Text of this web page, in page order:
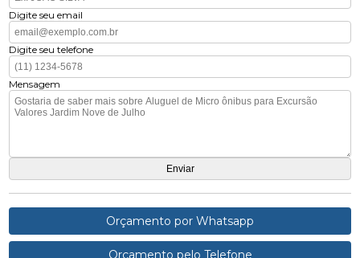
Digite seu email
Digite seu telefone
Mensagem
Orçamento por Whatsapp
Orçamento pelo Telefone